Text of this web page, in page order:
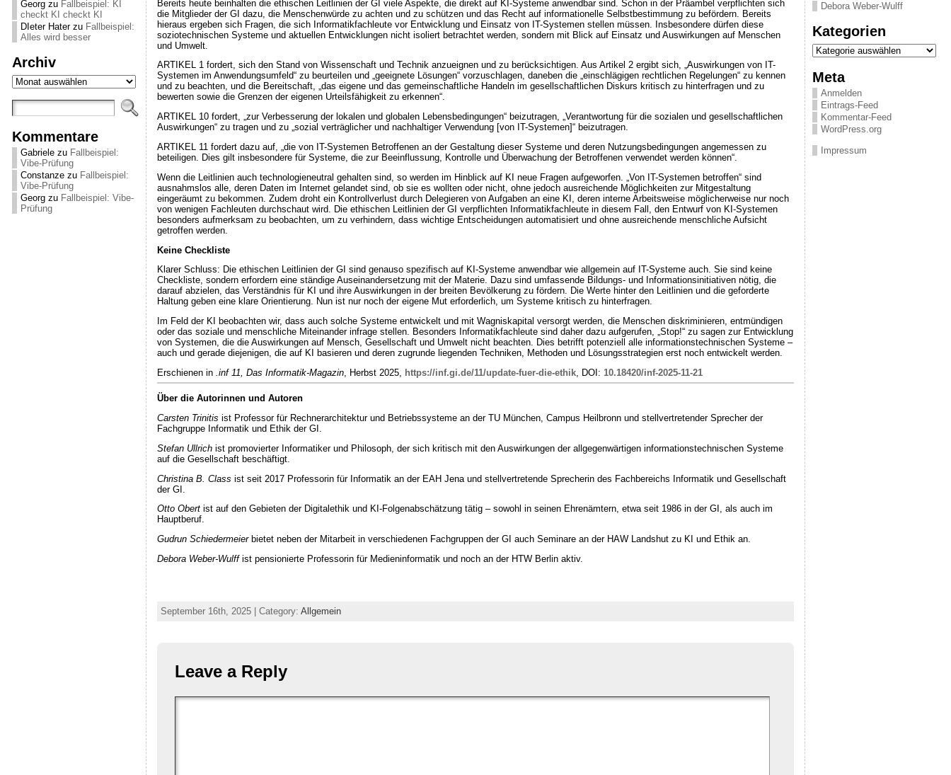
Georgzu Fallbeispiel: KI
checkt KI checkt KI
DIeter Haterzu Fallbeispiel:
Alles wird besser
Archiv
Archiv
Kommentare
Gabrielezu Fallbeispiel:
Vibe-Prüfung
Constanzezu Fallbeispiel:
Vibe-Prüfung
Georgzu Fallbeispiel: Vibe-
Prüfung
Bereits heute beinhalten die ethischen Leitlinien der GI viele Aspekte, die direkt auf KI-Systeme anwendbar sind. Schon in der Präambel verpflichten sich
die Mitglieder der GI dazu, die Menschenwürde zu achten und zu schützen und das Recht auf informationelle Selbstbestimmung zu befördern. Bereits
hieraus ergeben sich Fragen, die sich Informatikfachleute vor Entwicklung und Einsatz von IT-Systemen stellen müssen. Insbesondere dürfen diese
soziotechnischen Systeme und aktuellen Entwicklungen nicht isoliert betrachtet werden, sondern mit Blick auf Einsatz und Auswirkungen auf Menschen
und Umwelt.
ARTIKEL 1fordert, sich den Stand von Wissenschaft und Technik anzueignen und zu berücksichtigen. Aus Artikel 2ergibt sich, „Auswirkungen von IT-
Systemen im Anwendungsumfeld“ zu beurteilen und „geeignete Lösungen“ vorzuschlagen, daneben die „einschlägigen rechtlichen Regelungen“ zu kennen
und zu beachten, und die Bereitschaft, „das eigene und das gemeinschaftliche Handeln im gesellschaftlichen Diskurs kritisch zu hinterfragen und zu
bewerten sowie die Grenzen der eigenen Urteilsfähigkeit zu erkennen“.
ARTIKEL 10fordert, „zur Verbesserung der lokalen und globalen Lebensbedingungen“ beizutragen, „Verantwortung für die sozialen und gesellschaftlichen
Auswirkungen“ zu tragen und zu „sozial verträglicher und nachhaltiger Verwendung [von IT-Systemen]“ beizutragen.
ARTIKEL 11 fordert dazu auf, „die von IT-Systemen Betroffenen an der Gestaltung dieser Systeme und deren Nutzungsbedingungen angemessen zu
beteiligen. Dies gilt insbesondere für Systeme, die zur Beeinflussung, Kontrolle und Überwachung der Betroffenen verwendet werden können“.
Wenn die Leitlinien auch technologieneutral gehalten sind, so werden im Hinblick auf KI neue Fragen aufgeworfen. „Von IT-Systemen betroffen“ sind
ausnahmslos alle, deren Daten im Internet gelandet sind, ob sie es wollten oder nicht, ohne jedoch ausreichende Möglichkeiten zur Mitgestaltung
eingeräumt zu bekommen. Zudem droht ein Kontrollverlust durch Delegieren von Aufgaben an eine KI, deren interne Arbeitsweise möglicherweise nur noch
von wenigen Fachleuten durchschaut wird. Die ethischen Leitlinien der GI verpflichten Informatikfachleute in diesem Fall, den Entwurf von KI-Systemen
besonders aufmerksam zu beobachten, um zu verhindern, dass wichtige Entscheidungen automatisiert und ohne ausreichende menschliche Aufsicht
getroffen werden.
Keine Checkliste
Klarer Schluss: Die ethischen Leitlinien der GI sind genauso spezifisch auf KI-Systeme anwendbar wie allgemein auf IT-Systeme auch. Sie sind keine
Checkliste, sondern erfordern eine ständige Auseinandersetzung mit der Materie. Dazu sind umfassende Bildungs- und Informationsinitiativen nötig, die
darauf abzielen, das Verständnis für KI und ihre Auswirkungen in der breiten Bevölkerung zu fördern. Die Werte hinter den Leitlinien und die geforderte
Haltung geben eine klare Orientierung. Nun ist nur noch der eigene Mut erforderlich, um Systeme kritisch zu hinterfragen.
Im Feld der KI beobachten wir, dass auch solche Systeme entwickelt und mit Wagniskapital versorgt werden, die Menschen diskriminieren, entmündigen
oder das soziale und menschliche Miteinander infrage stellen. Besonders Informatikfachleute sind daher dazu aufgerufen, „Stop!“ zu sagen zur Entwicklung
von Systemen, die die Auswirkungen auf Mensch, Gesellschaft und Umwelt nicht beachten. Dies betrifft potenziell alle informationstechnischen Systeme –
auch und gerade diejenigen, die auf KI basieren und deren zugrunde liegenden Techniken, Methoden und Lösungsstrategien erst noch entwickelt werden.
Erschienen in .inf 11, Das Informatik-Magazin, Herbst 2025, https://inf.gi.de/11/update-fuer-die-ethik, DOI: 10.18420/inf-2025-11-21
Über die Autorinnen und Autoren
Carsten Trinitis ist Professor für Rechnerarchitektur und Betriebssysteme an der TU München, Campus Heilbronn und stellvertretender Sprecher der
Fachgruppe Informatik und Ethik der GI.
Stefan Ullrichist promovierter Informatiker und Philosoph, der sich kritisch mit den Auswirkungen der allgegenwärtigen informationstechnischen Systeme
auf die Gesellschaft beschäftigt.
Christina B. Class ist seit 2017 Professorin für Informatik an der EAH Jena und stellvertretende Sprecherin des Fachbereichs Informatik und Gesellschaft
der GI.
Otto Obertist auf den Gebieten der Digitalethik und KI-Folgenabschätzung tätig – sowohl in seinen Ehrenämtern, etwa seit 1986 in der GI, als auch im
Hauptberuf.
Gudrun Schiedermeierbietet neben der Mitarbeit in verschiedenen Fachgruppen der GI auch Seminare an der HAW Landshut zu KI und Ethik an.
Debora Weber-Wulffist pensionierte Professorin für Medieninformatik und noch an der HTW Berlin aktiv.
September 16th, 2025 | Category: Allgemein
Leave a Reply
Debora Weber-Wulff
Kategorien
Kategorien
Meta
Anmelden
Eintrags-Feed
Kommentar-Feed
WordPress.org
Impressum